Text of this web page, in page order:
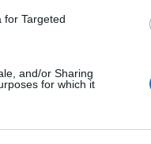
for Targeted
and/or Sharing
for which it
hogy
arcplasztika